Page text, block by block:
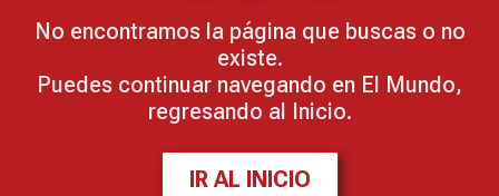
No encontramos la página que buscas o no
existe.
Puedes continuar navegando en El Mundo,
regresando al Inicio.
IR AL INICIO